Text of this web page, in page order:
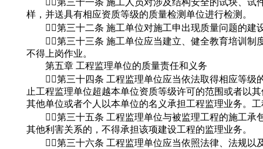
第三十一条 施工人员对涉及结构安全的试块、试
样，并送具有相应资质等级的质量检测单位进行检测。
第三十二条 施工单位对施工申出现质量问题的建
第三十三条 施工单位应当建立、健全教育培训制
不得上岗作业。
第五章 工程监理单位的质量责任和义务
第三十四条 工程监理单位应当依法取得相应等级
止工程监理单位超越本单位资质等级许可的范围或者以
其他单位或者个人以本单位的名义承担工程监理业务。
第三十五条 工程监理单位与被监理工程的施工承
其他利害关系的，不得承担该项建设工程的监理业务。
第三十六条 工程监理单位应当依照法律、法规以